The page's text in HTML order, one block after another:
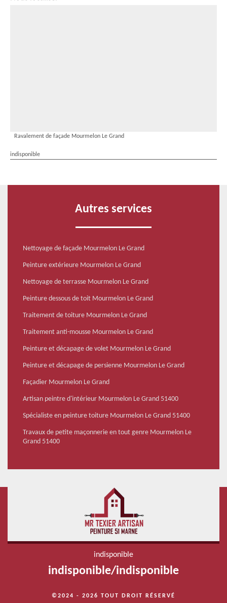
Ravalement de façade Mourmelon Le Grand
indisponible
Autres services
Nettoyage de façade Mourmelon Le Grand
Peinture extérieure Mourmelon Le Grand
Nettoyage de terrasse Mourmelon Le Grand
Peinture dessous de toit Mourmelon Le Grand
Traitement de toiture Mourmelon Le Grand
Traitement anti-mousse Mourmelon Le Grand
Peinture et décapage de volet Mourmelon Le Grand
Peinture et décapage de persienne Mourmelon Le Grand
Façadier Mourmelon Le Grand
Artisan peintre d'intérieur Mourmelon Le Grand 51400
Spécialiste en peinture toiture Mourmelon Le Grand 51400
Travaux de petite maçonnerie en tout genre Mourmelon Le
Grand 51400
indisponible
indisponible/indisponible
©2024 - 2026 TOUT DROIT RÉSERVÉ